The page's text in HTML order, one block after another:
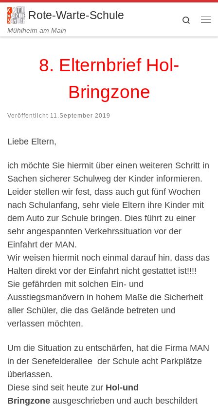
Zum Inhalt springen
Rote-Warte-Schule
Mühlheim am Main
Search
8. Elternbrief Hol-
Bringzone
Veröffentlicht 11.September 2019
Liebe Eltern,
ich möchte Sie hiermit über einen weiteren Schritt in
Sachen sicherer Schulweg der Kinder informieren.
Leider stellen wir fest, dass auch gut fünf Wochen
nach Schulanfang, sehr viele Eltern ihre Kinder mit
dem Auto zur Schule bringen. Dies führt zu einer
sehr angespannten Verkehrssituation vor der
Einfahrt der MAN.
Wir weisen hiermit noch einmal darauf hin, dass das
Halten direkt vor der Einfahrt nicht gestattet ist!!!!
Sie gefährden mit solchen Ein- und
Ausstiegsmanövern in hohem Maße die Sicherheit
aller Schüler, die das Gelände betreten und
verlassen möchten.
Um die Situation zu entschärfen, hat die Firma MAN
in der Senefelderallee der Schule acht Parkplätze
überlassen.
Diese sind seit heute zur Hol-und
Bringzone ausgeschrieben und auch beschildert